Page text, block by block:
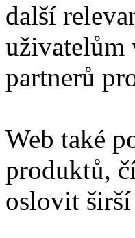
další
uživatelům
partnerů
Web také
produktů,
oslovit